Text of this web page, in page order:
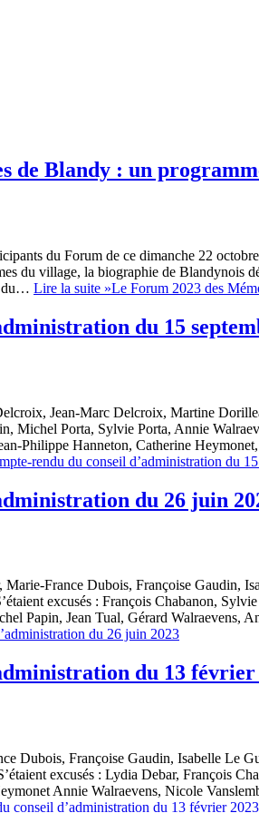
de Blandy : un
du Forum de ce dimanche 22
du village, la biographie de Blandynois
du… Lire la suite »Le Forum 2023 des
du 15
Jean-Marc Delcroix, Martine
Michel Porta, Sylvie Porta, Annie
Philippe Hanneton, Catherine
rendu du conseil d’administration du
du 26 juin
Marie-France Dubois, Françoise Gaudin,
excusés : François Chabanon,
Papin, Jean Tual, Gérard Walraevens,
du 26 juin 2023
du 13 février
Dubois, Françoise Gaudin, Isabelle Le
excusés : Lydia Debar, François
Annie Walraevens, Nicole
conseil d’administration du 13 février 2023